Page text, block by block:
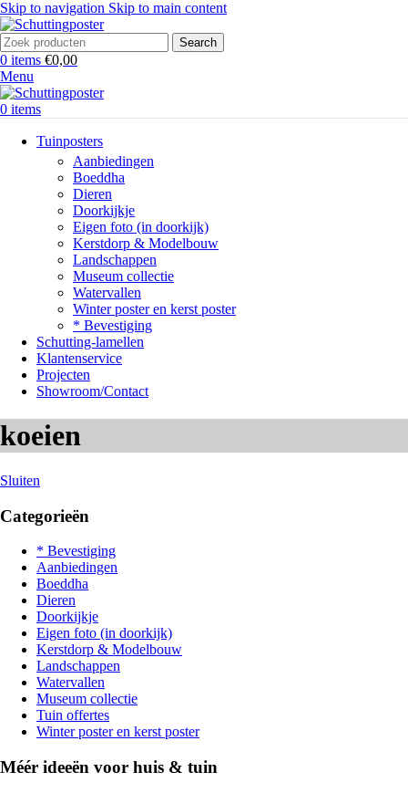
Skip to navigation Skip to main content
Search
0 items €0,00
Menu
0 items
Tuinposters
Aanbiedingen
Boeddha
Dieren
Doorkijkje
Eigen foto (in doorkijk)
Kerstdorp & Modelbouw
Landschappen
Museum collectie
Watervallen
Winter poster en kerst poster
* Bevestiging
Schutting-lamellen
Klantenservice
Projecten
Showroom/Contact
koeien
Sluiten
Categorieën
* Bevestiging
Aanbiedingen
Boeddha
Dieren
Doorkijkje
Eigen foto (in doorkijk)
Kerstdorp & Modelbouw
Landschappen
Watervallen
Museum collectie
Tuin offertes
Winter poster en kerst poster
Méér ideeën voor huis & tuin